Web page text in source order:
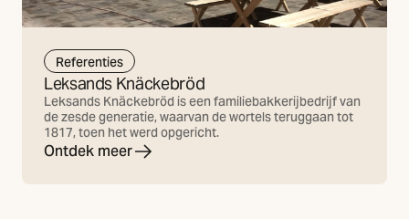
Referenties
Leksands Knäckebröd
Leksands Knäckebröd is een familiebakkerijbedrijf van
de zesde generatie, waarvan de wortels teruggaan tot
1817, toen het werd opgericht.
Ontdek meer